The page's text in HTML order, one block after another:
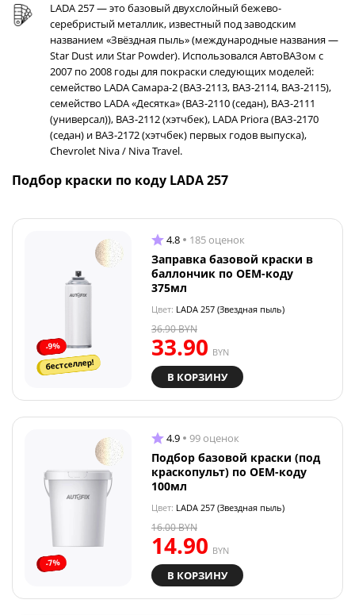
LADA 257 — это базовый двухслойный бежево-
серебристый металлик, известный под заводским
названием «Звёздная пыль» (международные названия —
Star Dust или Star Powder). Использовался АвтоВАЗом с
2007 по 2008 годы для покраски следующих моделей:
семейство LADA Самара-2 (ВАЗ-2113, ВАЗ-2114, ВАЗ-2115),
семейство LADA «Десятка» (ВАЗ-2110 (седан), ВАЗ-2111
(универсал)), ВАЗ-2112 (хэтчбек), LADA Priora (ВАЗ-2170
(седан) и ВАЗ-2172 (хэтчбек) первых годов выпуска),
Chevrolet Niva / Niva Travel.
Подбор краски по коду LADA 257
-9%
бестселлер!
4.8 185 оценок
Заправка базовой краски в
баллончик по OEM-коду
375мл
Цвет: LADA 257 (Звездная пыль)
33.90 BYN
36.90BYN
В КОРЗИНУ
-7%
4.9 99 оценок
Подбор базовой краски (под
краскопульт) по OEM-коду
100мл
Цвет: LADA 257 (Звездная пыль)
14.90 BYN
16.00BYN
В КОРЗИНУ